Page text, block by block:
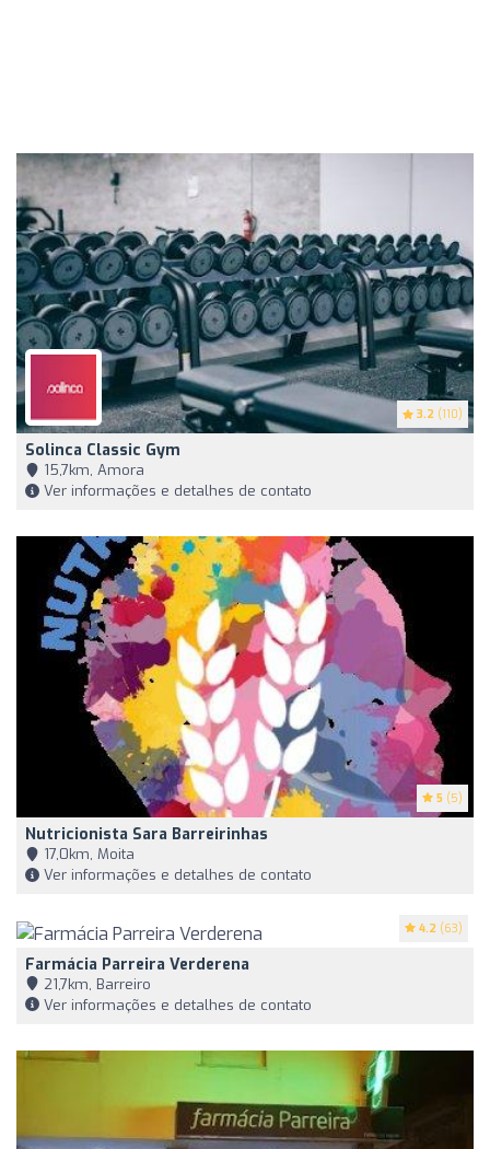
3.2 (110)
Solinca Classic Gym
15,7km, Amora
Ver informações e detalhes de contato
5 (5)
Nutricionista Sara Barreirinhas
17,0km, Moita
Ver informações e detalhes de contato
4.2 (63)
Farmácia Parreira Verderena
21,7km, Barreiro
Ver informações e detalhes de contato